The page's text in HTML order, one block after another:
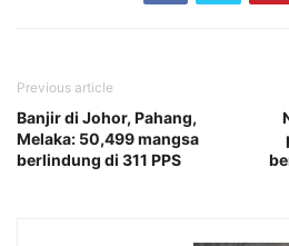
Previous article
Banjir di Johor, Pahang,
Melaka: 50,499 mangsa
berlindung di 311 PPS